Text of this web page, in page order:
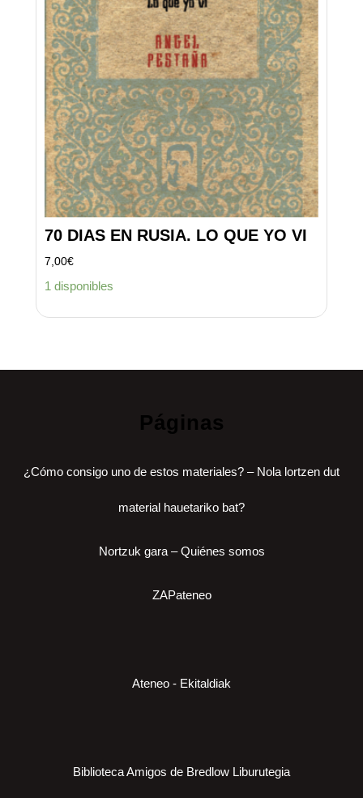
70 DIAS EN RUSIA. LO QUE YO VI
7,00€
1 disponibles
Páginas
¿Cómo consigo uno de estos materiales? – Nola lortzen dut
material hauetariko bat?
Nortzuk gara – Quiénes somos
ZAPateneo
Ateneo - Ekitaldiak
Biblioteca Amigos de Bredlow Liburutegia